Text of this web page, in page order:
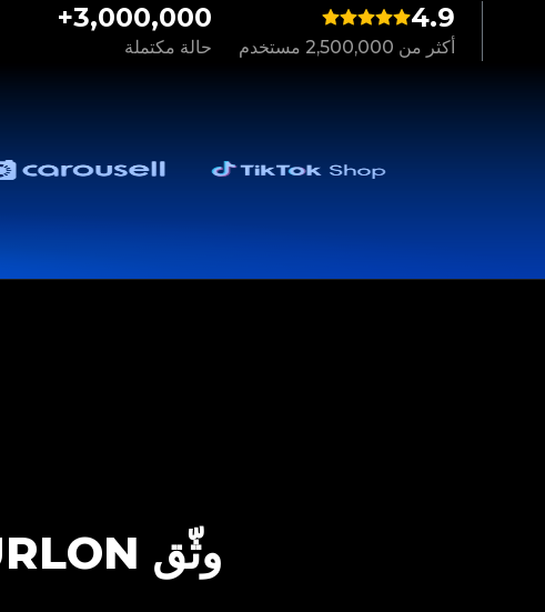
4.9
أكثر من 2,500,000 مستخدم
3,000,000+
حالة مكتملة
وثّق MARCELO BURLON مع LEGITAPP